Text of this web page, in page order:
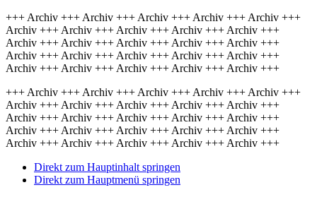
+++ Archiv +++ Archiv +++ Archiv +++ Archiv +++ Archiv +++
Archiv +++ Archiv +++ Archiv +++ Archiv +++ Archiv +++
Archiv +++ Archiv +++ Archiv +++ Archiv +++ Archiv +++
Archiv +++ Archiv +++ Archiv +++ Archiv +++ Archiv +++
Archiv +++ Archiv +++ Archiv +++ Archiv +++ Archiv +++
+++ Archiv +++ Archiv +++ Archiv +++ Archiv +++ Archiv +++
Archiv +++ Archiv +++ Archiv +++ Archiv +++ Archiv +++
Archiv +++ Archiv +++ Archiv +++ Archiv +++ Archiv +++
Archiv +++ Archiv +++ Archiv +++ Archiv +++ Archiv +++
Archiv +++ Archiv +++ Archiv +++ Archiv +++ Archiv +++
Direkt zum Hauptinhalt springen
Direkt zum Hauptmenü springen